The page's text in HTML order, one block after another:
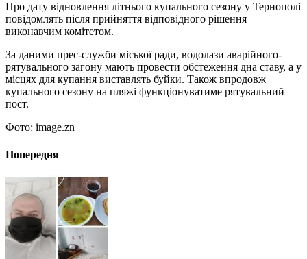
Про дату відновлення літнього купального сезону у Тернополі
повідомлять після прийняття відповідного рішення
виконавчим комітетом.
За даними прес-служби міської ради, водолази аварійного-
рятувального загону мають провести обстеження дна ставу, а у
місцях для купання виставлять буйки. Також впродовж
купального сезону на пляжі функціонуватиме рятувальний
пост.
Фото: image.zn
Попередня